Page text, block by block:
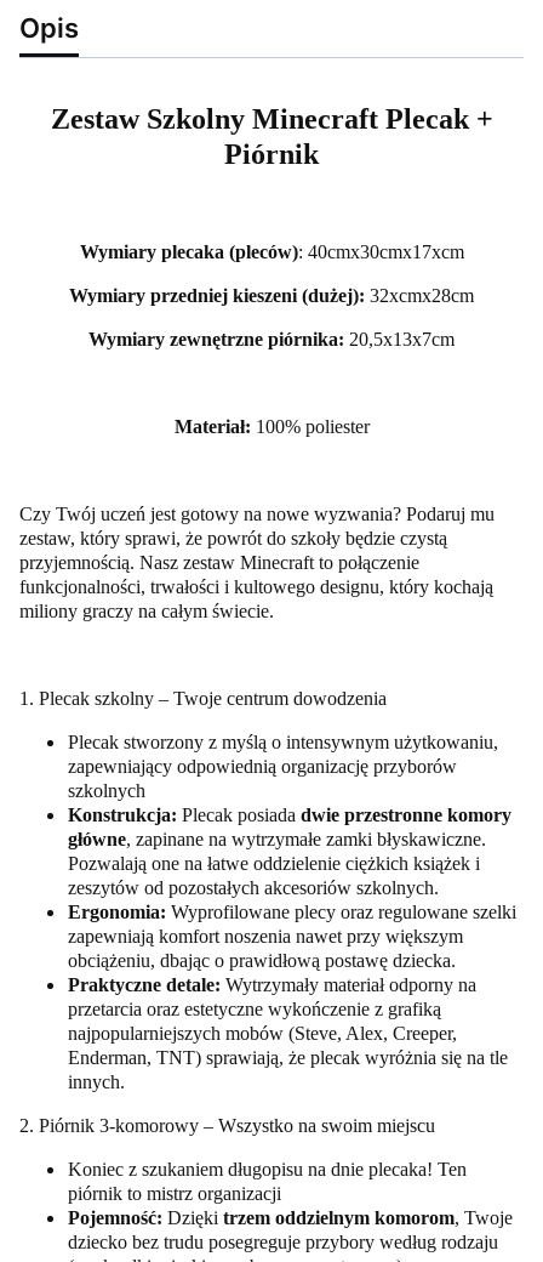
Opis
Zestaw Szkolny Minecraft Plecak +
Piórnik
Wymiary plecaka (pleców): 40cmx30cmx17xcm
Wymiary przedniej kieszeni (dużej): 32xcmx28cm
Wymiary zewnętrzne piórnika: 20,5x13x7cm
Materiał: 100% poliester
Czy Twój uczeń jest gotowy na nowe wyzwania? Podaruj mu
zestaw, który sprawi, że powrót do szkoły będzie czystą
przyjemnością. Nasz zestaw Minecraft to połączenie
funkcjonalności, trwałości i kultowego designu, który kochają
miliony graczy na całym świecie.
1. Plecak szkolny – Twoje centrum dowodzenia
Plecak stworzony z myślą o intensywnym użytkowaniu,
zapewniający odpowiednią organizację przyborów
szkolnych
Konstrukcja: Plecak posiada dwie przestronne komory
główne, zapinane na wytrzymałe zamki błyskawiczne.
Pozwalają one na łatwe oddzielenie ciężkich książek i
zeszytów od pozostałych akcesoriów szkolnych.
Ergonomia: Wyprofilowane plecy oraz regulowane szelki
zapewniają komfort noszenia nawet przy większym
obciążeniu, dbając o prawidłową postawę dziecka.
Praktyczne detale: Wytrzymały materiał odporny na
przetarcia oraz estetyczne wykończenie z grafiką
najpopularniejszych mobów (Steve, Alex, Creeper,
Enderman, TNT) sprawiają, że plecak wyróżnia się na tle
innych.
2. Piórnik 3-komorowy – Wszystko na swoim miejscu
Koniec z szukaniem długopisu na dnie plecaka! Ten
piórnik to mistrz organizacji
Pojemność: Dzięki trzem oddzielnym komorom, Twoje
dziecko bez trudu posegreguje przybory według rodzaju